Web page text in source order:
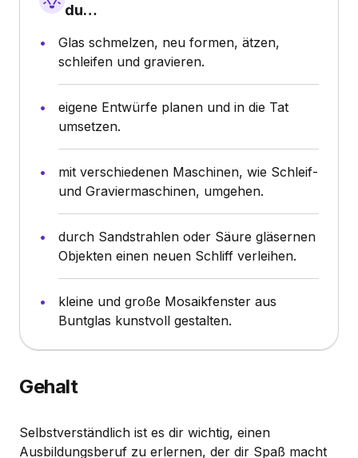
du…
Glas schmelzen, neu formen, ätzen,
schleifen und gravieren.
eigene Entwürfe planen und in die Tat
umsetzen.
mit verschiedenen Maschinen, wie Schleif-
und Graviermaschinen, umgehen.
durch Sandstrahlen oder Säure gläsernen
Objekten einen neuen Schliff verleihen.
kleine und große Mosaikfenster aus
Buntglas kunstvoll gestalten.
Gehalt
Selbstverständlich ist es dir wichtig, einen
Ausbildungsberuf zu erlernen, der dir Spaß macht